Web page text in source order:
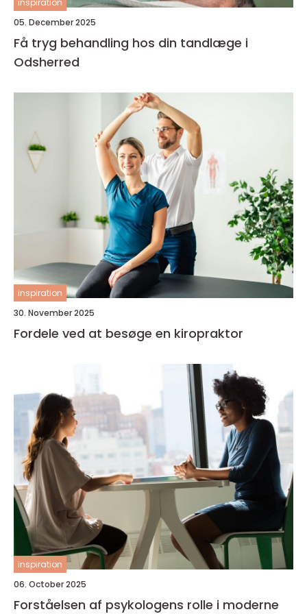
05. December 2025
Få tryg behandling hos din tandlæge i
Odsherred
inspiration
30. November 2025
Fordele ved at besøge en kiropraktor
inspiration
06. October 2025
Forståelsen af psykologens rolle i moderne